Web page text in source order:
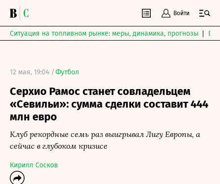
Войти
Ситуация на топливном рынке: меры, динамика, прогнозы
12 мая, 19:04 /Футбол
Серхио Рамос станет совладельцем
«Севильи»: сумма сделки составит 444
млн евро
Клуб рекордные семь раз выигрывал Лигу Европы, а
сейчас в глубоком кризисе
Кирилл Сосков